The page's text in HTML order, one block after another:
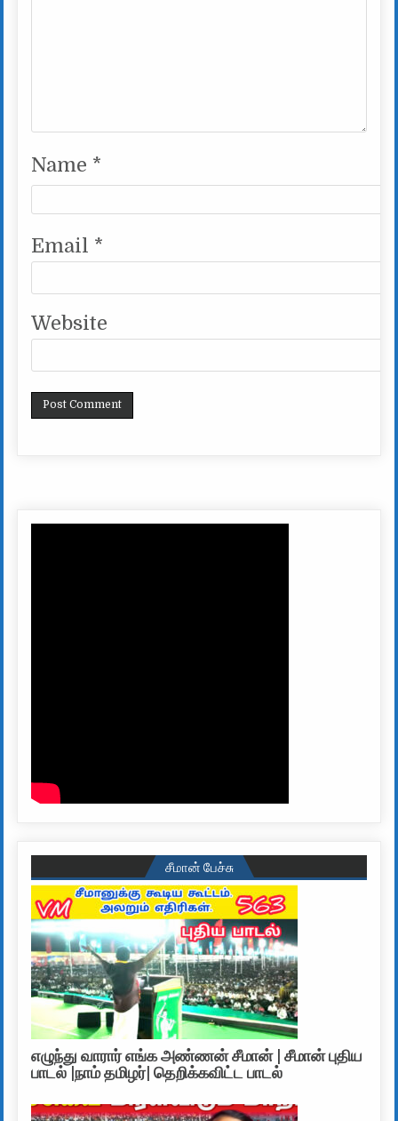
Name *
Email *
Website
சீமான் பேச்சு
எழுந்து வாரார் எங்க அண்ணன் சீமான் | சீமான் புதிய
பாடல் |நாம் தமிழர்| தெறிக்கவிட்ட பாடல்